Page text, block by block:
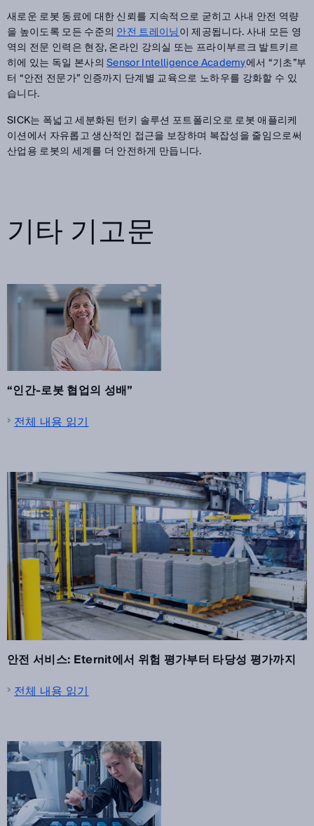
새로운 로봇 동료에 대한 신뢰를 지속적으로 굳히고 사내 안전 역량
을 높이도록 모든 수준의안전 트레이닝이 제공됩니다. 사내 모든 영
역의 전문 인력은 현장, 온라인 강의실 또는 프라이부르크 발트키르
히에 있는 독일 본사의Sensor Intelligence Academy에서 “기초”부
터 “안전 전문가” 인증까지 단계별 교육으로 노하우를 강화할 수 있
습니다.
SICK는 폭넓고 세분화된 턴키 솔루션 포트폴리오로 로봇 애플리케
이션에서 자유롭고 생산적인 접근을 보장하며 복잡성을 줄임으로써
산업용 로봇의 세계를 더 안전하게 만듭니다.
기타 기고문
“인간-로봇 협업의 성배”
전체 내용 읽기
안전 서비스: Eternit에서 위험 평가부터 타당성 평가까지
전체 내용 읽기